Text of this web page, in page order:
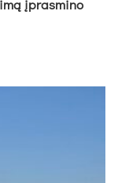
įpras­mi­no